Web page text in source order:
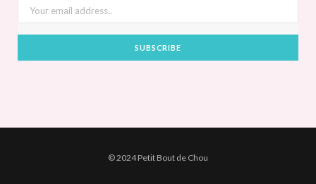
© 2024 Petit Bout de Chou